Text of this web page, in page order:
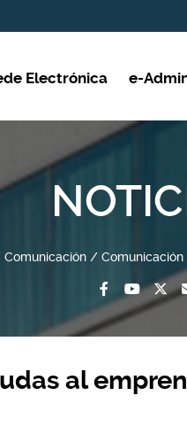
Electrónica e-
Comunicación Comunicación
al